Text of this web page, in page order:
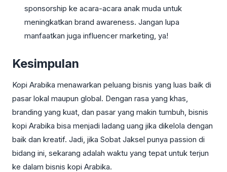
sponsorship ke acara-acara anak muda untuk
meningkatkan brand awareness. Jangan lupa
manfaatkan juga influencer marketing, ya!
Kesimpulan
Kopi Arabika menawarkan peluang bisnis yang luas baik di
pasar lokal maupun global. Dengan rasa yang khas,
branding yang kuat, dan pasar yang makin tumbuh, bisnis
kopi Arabika bisa menjadi ladang uang jika dikelola dengan
baik dan kreatif. Jadi, jika Sobat Jaksel punya passion di
bidang ini, sekarang adalah waktu yang tepat untuk terjun
ke dalam bisnis kopi Arabika.